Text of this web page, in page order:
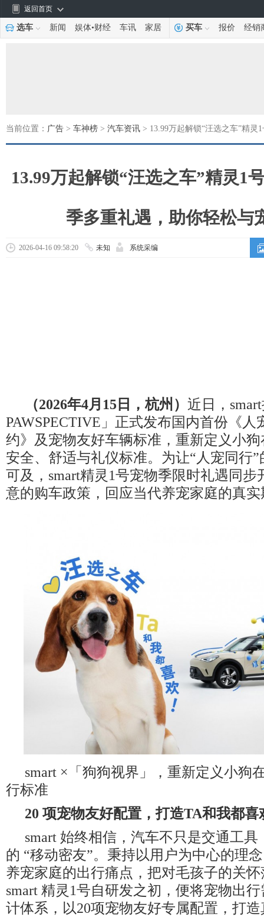
返回首页
选车 新闻 娱体•财经 车讯 家居 买车 报价 经销
当前位置： 广告 > 车神榜 > 汽车资讯 > 13.99万起解锁“汪选之车”精灵
13.99万起解锁“汪选之车”精灵1
季多重礼遇，助你轻松与
2026-04-16 09:58:20 未知 系统采编
（2026年4月15日，杭州） 近日，
PAWSPECTIVE」正式发布国内首份《人
约》及宠物友好车辆标准，重新定义小
安全、舒适与礼仪标准。为让“人宠同行
可及，smart精灵1号宠物季限时礼遇同步
意的购车政策，回应当代养宠家庭的真
smart ×「狗狗视界」，重新定义小狗
行标准
20 项宠物友好配置，打造TA和我都喜
smart 始终相信，汽车不只是交通工
的 “移动密友”。秉持以用户为中心的理
养宠家庭的出行痛点，把对毛孩子的关
smart 精灵1号自研发之初，便将宠物出
计体系，以20项宠物友好专属配置，打